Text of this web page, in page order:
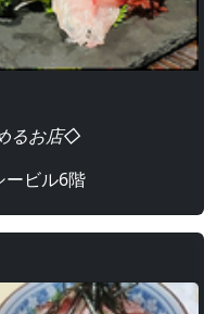
るお店◇
ービル6階